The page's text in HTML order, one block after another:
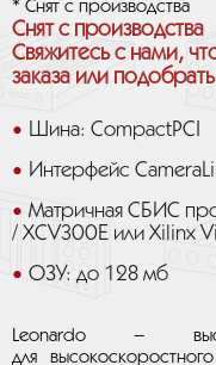
* Снят с производства
Снят с производства
Свяжитесь с нами,
заказа или
Шина: CompactPCI
Интерфейс
Матричная СБИС
/ XCV300E или Xilinx
ОЗУ: до 128 мб
Leonardo –
для